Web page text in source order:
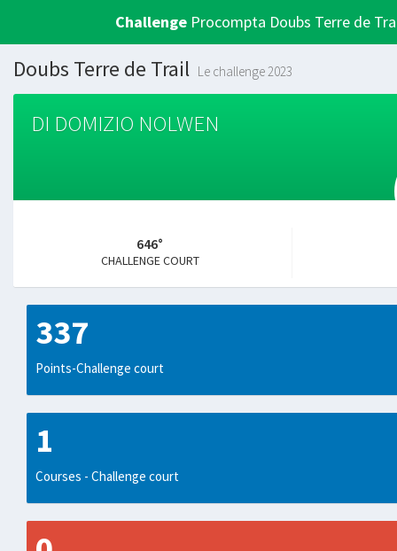
Challenge Procompta Doubs Terre de
Doubs Terre de Trail Le challenge 2023
DI DOMIZIO NOLWEN
646°
CHALLENGE COURT
337
Points-Challenge court
1
Courses - Challenge court